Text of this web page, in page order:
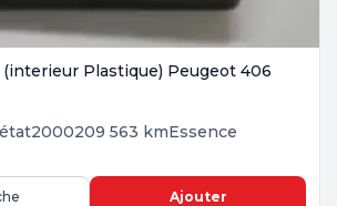
Plastique) Peugeot 406
2000209 563 kmEssence
Ajouter